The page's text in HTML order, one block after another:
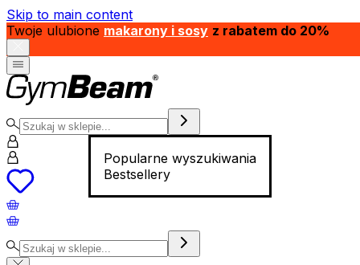
Skip to main content
Twoje ulubione makarony i sosy z rabatem do 20%
Popularne wyszukiwania
Bestsellery